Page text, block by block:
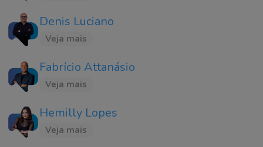
Denis Luciano
Veja mais
Fabrício Attanásio
Veja mais
Hemilly Lopes
Veja mais